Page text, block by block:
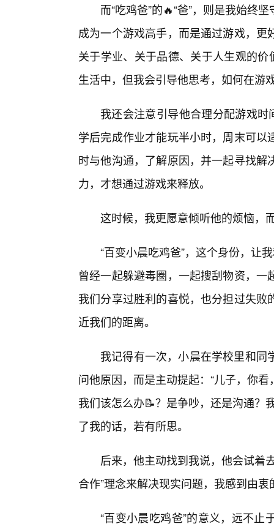
而“吃鸡爸”的🔥“爸”，则是我始终
成为一个游戏高手，而是通过游戏，
关于学业、关于品德、关于人生观的
生活中，但我会引导他思考，如何在游
我还会注意引导他合理分配游戏时
学后完成作业才能玩半小时，周末可
时与他沟通，了解原因，并一起寻找
力，才想通过游戏来释放。
这时候，我更愿意倾听他的烦恼，
“百变小晨吃鸡爸”，这个身份，让
曾经一起躲避毒圈，一起搜刮物资，
我们分享过胜利的喜悦，也分担过失
近我们的距离。
我记得有一次，小晨在学校里和
问他原因，而是主动提起：“儿子，你
我们该怎么办📝？是争吵，还是沟通？
了我的话，若有所思。
后来，他主动找到我说，他会试着
合作”理念来解决现实问题，我感到由衷
“百变小晨吃鸡爸”的意义，远不